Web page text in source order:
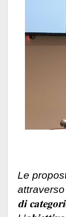
Le
attraverso il
𝐝𝐢